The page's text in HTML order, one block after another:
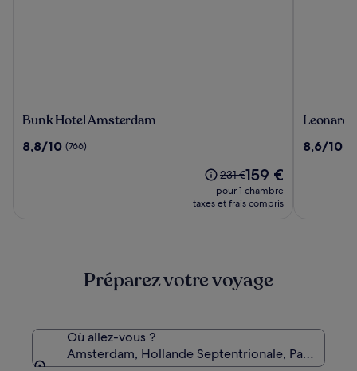
Bunk
Amsterdam
Bunk Hotel Amsterdam
8.8
8,8/10 (766)
Le
prix
était
d’informations
sur
standard.
231 €Le
nouveau
prix
159 €
pour 1 chambre
taxes et frais compris
Leonardo
8.6
8,6/10
Préparez votre voyage
Où allez-vous ?
Amsterdam, Hollande Septentrionale, Pays-Bas